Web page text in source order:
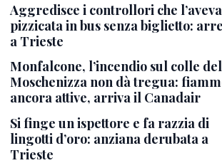
Aggredisce i controllori che
pizzicata in bus senza biglietto:
a Trieste
Monfalcone, l’incendio sul colle
Moschenizza non dà tregua:
ancora attive, arriva il Canadair
Si finge un ispettore e fa razzia di
lingotti d’oro: anziana derubata a
Trieste